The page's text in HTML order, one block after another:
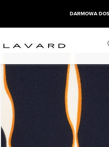
DARMOWA